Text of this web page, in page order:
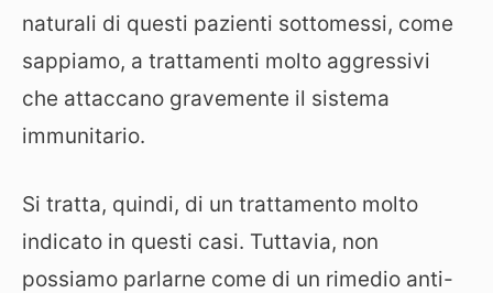
naturali di questi pazienti sottomessi, come
sappiamo, a trattamenti molto aggressivi
che attaccano gravemente il sistema
immunitario.
Si tratta, quindi, di un trattamento molto
indicato in questi casi. Tuttavia, non
possiamo parlarne come di un rimedio anti-